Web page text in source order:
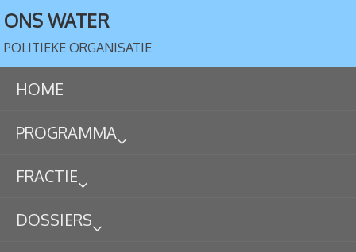
ONS WATER
POLITIEKE ORGANISATIE
HOME
PROGRAMMA
FRACTIE
DOSSIERS